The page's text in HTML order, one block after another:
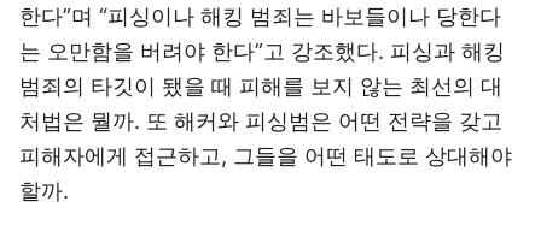
한다”며 “피싱이나 해킹 범죄는 바보들이나 당한다
는 오만함을 버려야 한다”고 강조했다. 피싱과 해킹
범죄의 타깃이 됐을 때 피해를 보지 않는 최선의 대
처법은 뭘까. 또 해커와 피싱범은 어떤 전략을 갖고
피해자에게 접근하고, 그들을 어떤 태도로 상대해야
할까.